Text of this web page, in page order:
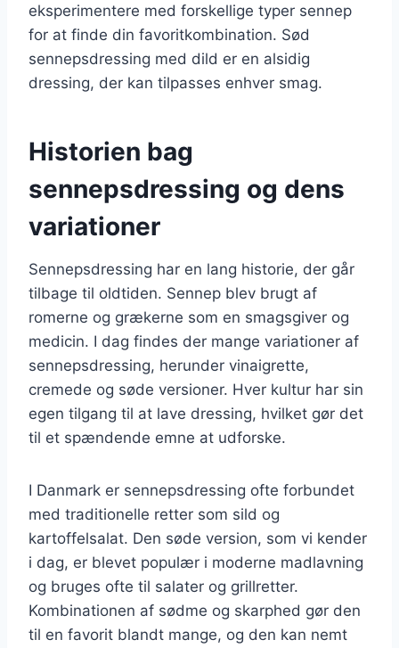
eksperimentere med forskellige typer sennep
for at finde din favoritkombination. Sød
sennepsdressing med dild er en alsidig
dressing, der kan tilpasses enhver smag.
Historien bag
sennepsdressing og dens
variationer
Sennepsdressing har en lang historie, der går
tilbage til oldtiden. Sennep blev brugt af
romerne og grækerne som en smagsgiver og
medicin. I dag findes der mange variationer af
sennepsdressing, herunder vinaigrette,
cremede og søde versioner. Hver kultur har sin
egen tilgang til at lave dressing, hvilket gør det
til et spændende emne at udforske.
I Danmark er sennepsdressing ofte forbundet
med traditionelle retter som sild og
kartoffelsalat. Den søde version, som vi kender
i dag, er blevet populær i moderne madlavning
og bruges ofte til salater og grillretter.
Kombinationen af sødme og skarphed gør den
til en favorit blandt mange, og den kan nemt